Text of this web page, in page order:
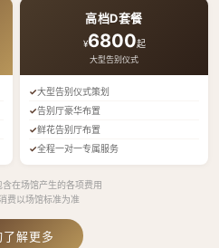
高档D套餐
¥6800起
大型告别仪式
大型告别仪式策划
告别厅豪华布置
鲜花告别厅布置
全程一对一专属服务
在场馆产生的各项费用
费以场馆标准为准
了解更多